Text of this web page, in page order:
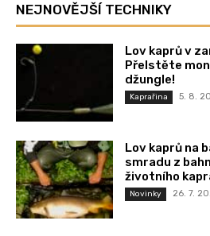
NEJNOVĚJŠÍ TECHNIKY
Lov kaprů v
Přelstěte
džungle!
Kaprařina 5. 8.
Lov kaprů na
smradu z
životního
Novinky 26. 7.